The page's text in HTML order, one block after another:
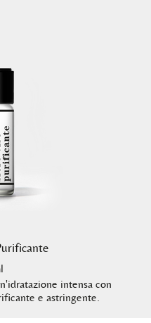
intensa con
e astringente.